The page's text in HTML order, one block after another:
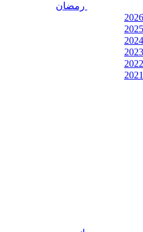
رمضان